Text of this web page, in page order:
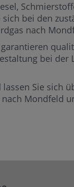
bei den
nach
bei der
Sie sich
Mondfeld